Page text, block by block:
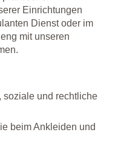
Einrichtungen
Dienst oder im
mit unseren
soziale und rechtliche
beim Ankleiden und